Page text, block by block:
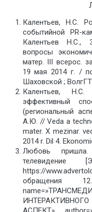
Калентьев, Н.С.
событийной PR-
Калентьев Н.С.,
вопросы
матер. III всерос.
19 мая 2014 г. /
Шаховской ;
Калентьев, Н.С.
эффективный
(региональный
А.Ю. // Veda a
mater. X mezinar.
2014 r. Dil 4.
Любовь
телевидение
https://
обращения